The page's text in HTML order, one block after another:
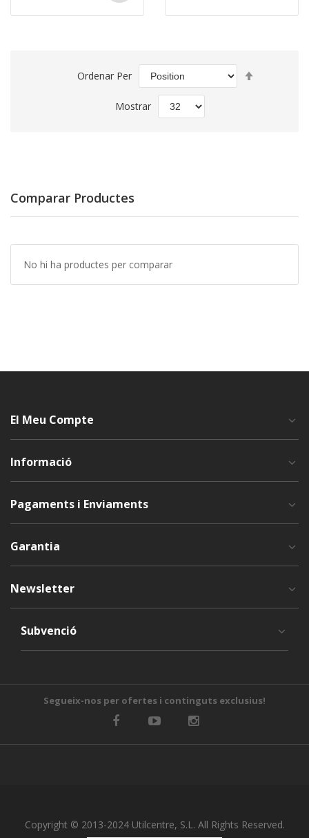
Ordenar Per
Mostrar
Comparar Productes
No hi ha productes per comparar
El Meu Compte
Informació
Pagaments i Enviaments
Garantia
Newsletter
Subvenció
Segueix-nos per ofertes i continguts exclusius!
Copyright © 2013-2024 Utilcentre, S.L. All Rights Reserved.